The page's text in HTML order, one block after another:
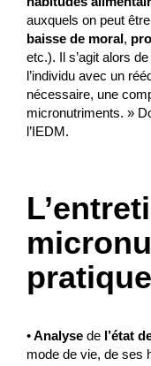
auxquels on peut
baisse de moral,
etc.). Il s’agit alors
l’individu avec un
nécessaire, une
micronutriments. »
l’IEDM.
pratique
•Analyse del’état
mode de vie, de ses